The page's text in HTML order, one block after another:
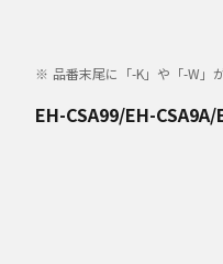
品番末尾に「-K」や「-W」
EH-CSA99/EH-